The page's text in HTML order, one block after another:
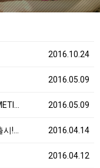
2016.10.24
2016.05.09
2016.05.09
2016.04.14
!…
2016.04.12